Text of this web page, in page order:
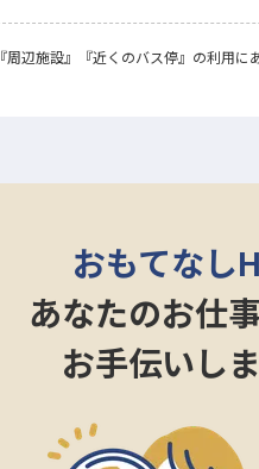
『周辺施設』 『近くのバス停』 の利用に
おもてなし
あなたのお仕
お手伝いし